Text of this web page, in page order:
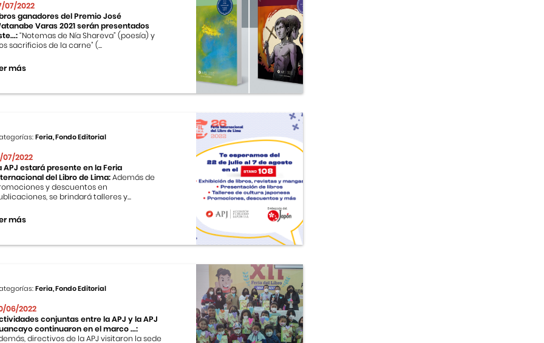
07/2022
ganadores del Premio José
Varas 2021 serán presentados
“Notemas de Nía Shareva” (poesía) y
sacrificios de la carne” (...
más
Feria, Fondo Editorial
07/2022
APJ estará presente en la Feria
del Libro de Lima:Además de
y descuentos en
se brindará talleres y...
más
Feria, Fondo Editorial
06/2022
conjuntas entre la APJ y la APJ
continuaron en el marco ...:
directivos de la APJ visitaron la sede